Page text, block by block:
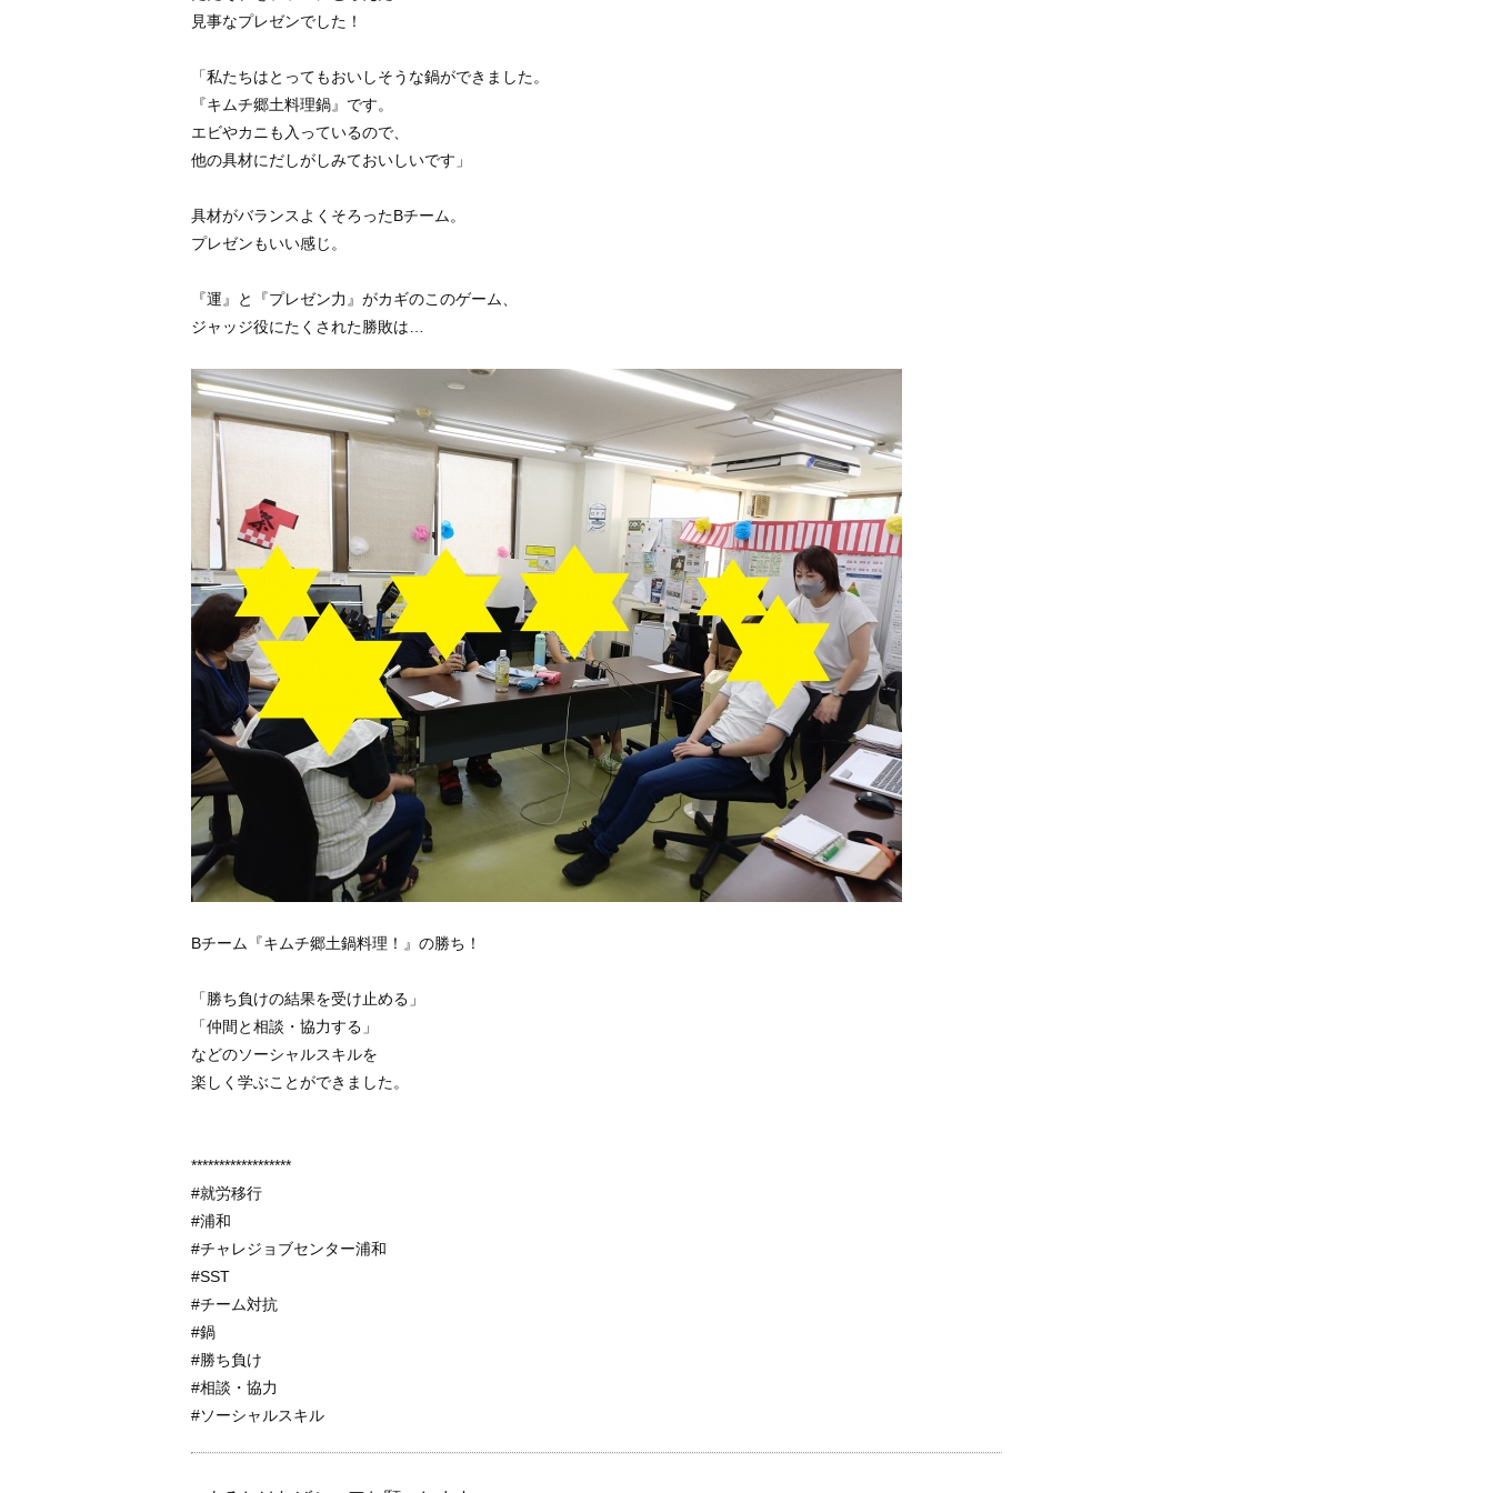
見事なプレゼンでした！
「私たちはとってもおいしそうな鍋ができました。
『キムチ郷土料理鍋』です。
エビやカニも入っているので、
他の具材にだしがしみておいしいです」
具材がバランスよくそろったBチーム。
プレゼンもいい感じ。
『運』と『プレゼン力』がカギのこのゲーム、
ジャッジ役にたくされた勝敗は…
Bチーム『キムチ郷土鍋料理！』の勝ち！
「勝ち負けの結果を受け止める」
「仲間と相談・協力する」
などのソーシャルスキルを
楽しく学ぶことができました。
******************
#就労移行
#浦和
#チャレジョブセンター浦和
#SST
#チーム対抗
#鍋
#勝ち負け
#相談・協力
#ソーシャルスキル